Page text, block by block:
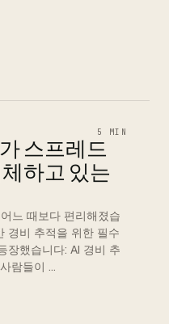
5 MIN
스프레드
하고 있는
느 때보다 편리해졌습
경비 추적을 위한 필수
장했습니다: AI 경비 추
람들이 …